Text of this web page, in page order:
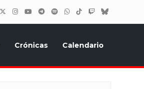
Crónicas Calendario